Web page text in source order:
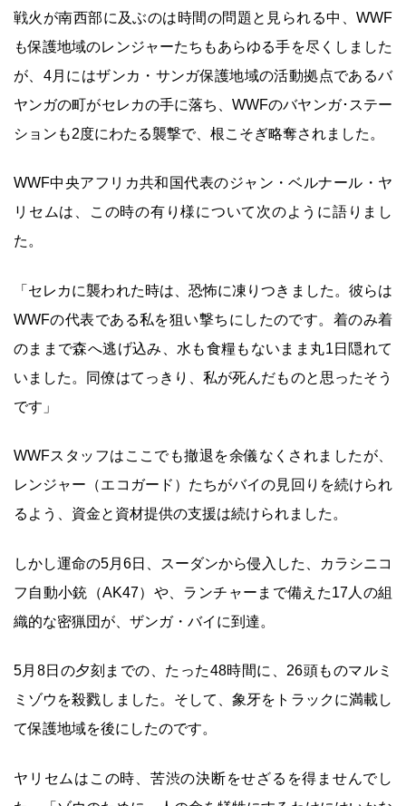
戦火が南西部に及ぶのは時間の問題と見られる中、WWF
も保護地域のレンジャーたちもあらゆる手を尽くしました
が、4月にはザンカ・サンガ保護地域の活動拠点であるバ
ヤンガの町がセレカの手に落ち、WWFのバヤンガ･ステー
ションも2度にわたる襲撃で、根こそぎ略奪されました。
WWF中央アフリカ共和国代表のジャン・ベルナール・ヤ
リセムは、この時の有り様について次のように語りまし
た。
「セレカに襲われた時は、恐怖に凍りつきました。彼らは
WWFの代表である私を狙い撃ちにしたのです。着のみ着
のままで森へ逃げ込み、水も食糧もないまま丸1日隠れて
いました。同僚はてっきり、私が死んだものと思ったそう
です」
WWFスタッフはここでも撤退を余儀なくされましたが、
レンジャー（エコガード）たちがバイの見回りを続けられ
るよう、資金と資材提供の支援は続けられました。
しかし運命の5月6日、スーダンから侵入した、カラシニコ
フ自動小銃（AK47）や、ランチャーまで備えた17人の組
織的な密猟団が、ザンガ・バイに到達。
5月8日の夕刻までの、たった48時間に、26頭ものマルミ
ミゾウを殺戮しました。そして、象牙をトラックに満載し
て保護地域を後にしたのです。
ヤリセムはこの時、苦渋の決断をせざるを得ませんでし